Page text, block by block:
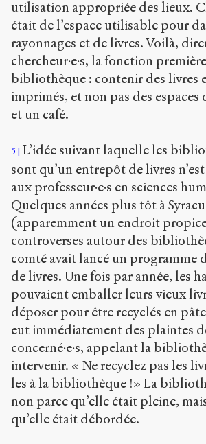
utilisation appropriée des lieux.
était de l’espace utilisable pour
rayonnages et de livres. Voilà,
chercheur·e·s, la fonction
bibliothèque : contenir des livres
imprimés, et non pas des espaces
et un café.
5 L’idée suivant laquelle les
sont qu’un entrepôt de livres
aux professeur·e·s en sciences
Quelques années plus tôt à
(apparemment un endroit
controverses autour des
comté avait lancé un programme
de livres. Une fois par année, les
pouvaient emballer leurs vieux
déposer pour être recyclés en
eut immédiatement des plaintes
concerné·e·s, appelant la
intervenir. « Ne recyclez pas les
les à la bibliothèque !» La
non parce qu’elle était pleine,
qu’elle était débordée.